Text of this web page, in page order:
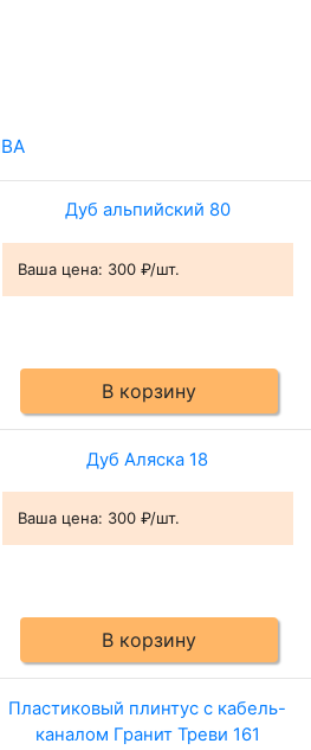
Дуб альпийский 80
Ваша цена: 300 ₽/шт.
В корзину
Дуб Аляска 18
Ваша цена: 300 ₽/шт.
В корзину
Пластиковый плинтус с кабель-
каналом Гранит Треви 161